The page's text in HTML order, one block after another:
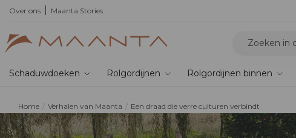
Over ons Maanta Stories
de nieuwe bioklimatische pergola
Schaduwdoeken Rolgordijnen Rolgordijnen binnen
Home Verhalen van Maanta Een draad die verre culturen verbindt